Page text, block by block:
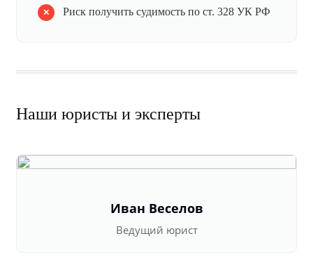
Риск получить судимость по ст. 328 УК РФ
Наши юристы и эксперты
Иван Веселов
Ведущий юрист